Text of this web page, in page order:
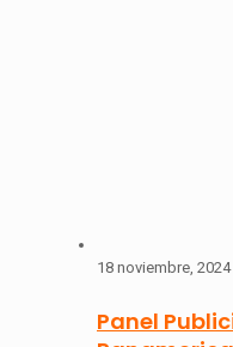
18 noviembre, 2024
Panel